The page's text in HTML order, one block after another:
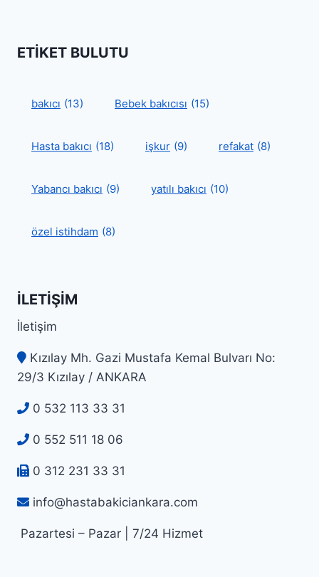
ETIKET BULUTU
bakıcı (13) Bebek bakıcısı (15)
Hasta bakıcı (18) işkur (9) refakat (8)
Yabancı bakıcı (9) yatılı bakıcı (10)
özel istihdam (8)
İLETIŞIM
İletişim
Kızılay Mh. Gazi Mustafa Kemal Bulvarı No:
29/3 Kızılay / ANKARA
0 532 113 33 31
0 552 511 18 06
0 312 231 33 31
info@hastabakiciankara.com
Pazartesi – Pazar | 7/24 Hizmet